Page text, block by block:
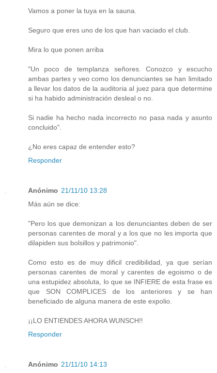
Vamos a poner la tuya en la sauna.
Seguro que eres uno de los que han vaciado el club.
Mira lo que ponen arriba
"Un poco de templanza señores. Conozco y escucho
ambas partes y veo como los denunciantes se han limitado
a llevar los datos de la auditoria al juez para que determine
si ha habido administración desleal o no.
Si nadie ha hecho nada incorrecto no pasa nada y asunto
concluido".
¿No eres capaz de entender esto?
Responder
Anónimo 21/11/10 13:28
Más aún se dice:
"Pero los que demonizan a los denunciantes deben de ser
personas carentes de moral y a los que no les importa que
dilapiden sus bolsillos y patrimonio".
Como esto es de muy dificil credibilidad, ya que serían
personas carentes de moral y carentes de egoismo o de
una estupidez absoluta, lo que se INFIERE de esta frase es
que SON COMPLICES de los anteriores y se han
beneficiado de alguna manera de este expolio.
¡¡LO ENTIENDES AHORA WUNSCH!!
Responder
Anónimo 21/11/10 14:13